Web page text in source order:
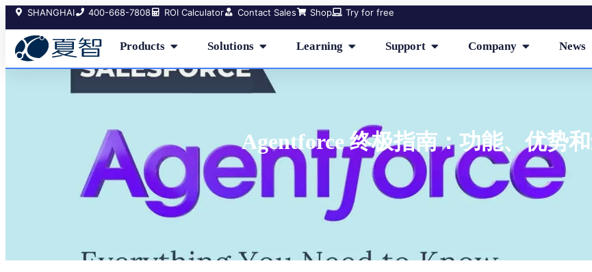
SHANGHAI 400-668-7808 ROI Calculator Contact Sales Shop Try for free
Products Solutions Learning Support Company News
Agentforce 终极指南：功能、优势